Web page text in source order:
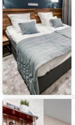
Гостевые
комнаты
и